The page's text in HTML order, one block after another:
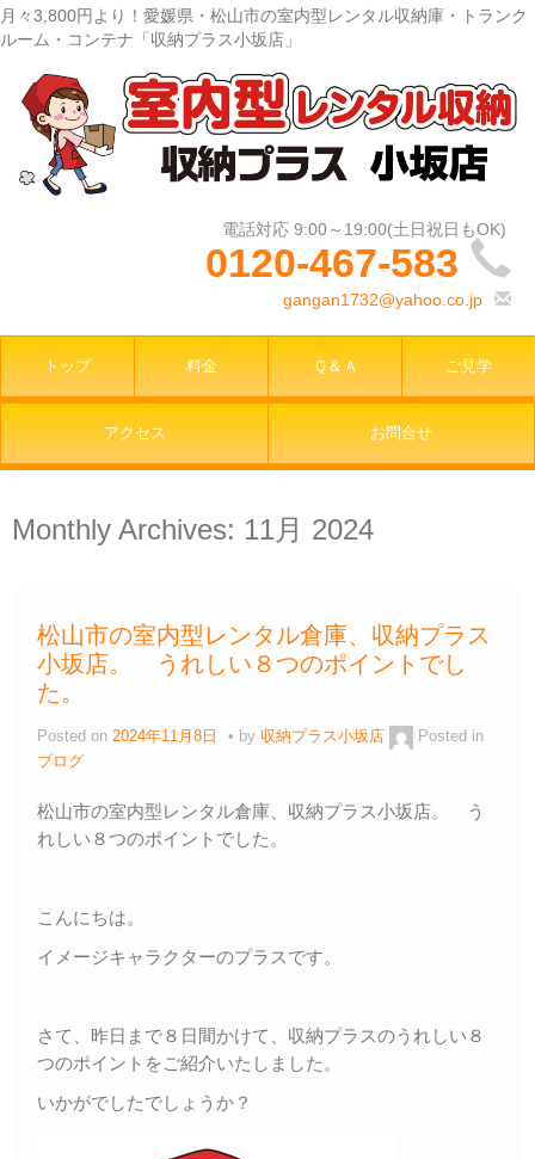
月々3,800円より！愛媛県・松山市の室内型レンタル収納庫・トランク
ルーム・コンテナ「収納プラス小坂店」
0120-467-583
gangan1732@yahoo.co.jp
トップ 料金 Ｑ＆Ａ ご見学
アクセス お問合せ
Monthly Archives: 11月 2024
松山市の室内型レンタル倉庫、収納プラス
小坂店。 うれしい８つのポイントでし
た。
Posted on 2024年11月8日 by 収納プラス小坂店
Posted in
ブログ
松山市の室内型レンタル倉庫、収納プラス小坂店。 う
れしい８つのポイントでした。
こんにちは。
イメージキャラクターのプラスです。
さて、昨日まで８日間かけて、収納プラスのうれしい８
つのポイントをご紹介いたしました。
いかがでしたでしょうか？